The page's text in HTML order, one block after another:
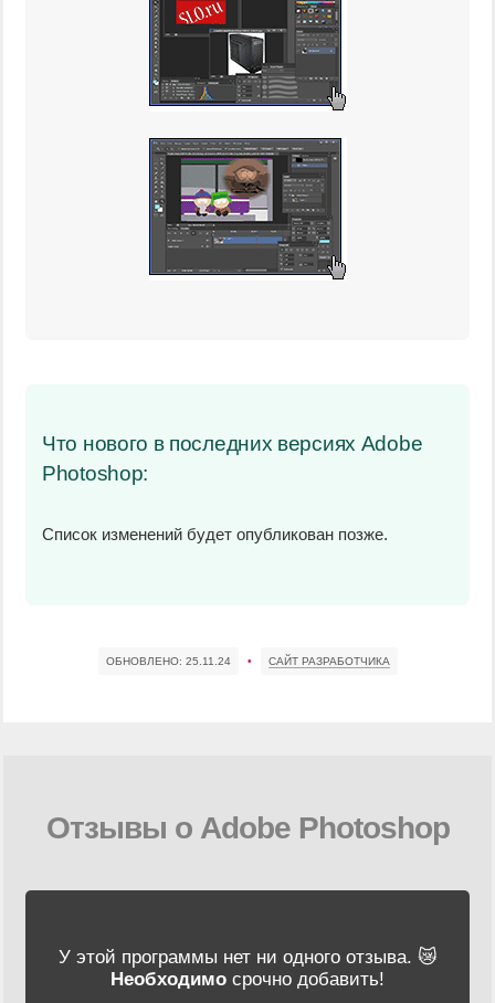
Что нового в последних версиях Adobe
Photoshop:
Список изменений будет опубликован позже.
ОБНОВЛЕНО: 25.11.24 • САЙТ РАЗРАБОТЧИКА
Отзывы о Adobe Photoshop
У этой программы нет ни одного отзыва. 😿
Необходимо срочно добавить!